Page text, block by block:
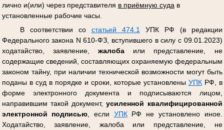
лично и(или) через представителя в приёмную суда в
установленные рабочие часы.
В соответствии со статьей 474.1
УПК РФ (в редакции
Федерального закона N 610-ФЗ, вступившего в силу с 09.01.2023)
ходатайство, заявление, жалобаили представление, не
содержащие сведений, составляющих охраняемую федеральным
законом тайну, при наличии технической возможности могут быть
поданы в суд в порядке и сроки, которые установлены УПКРФ, в
форме электронного документа и подписываются лицом,
направившим такой документ,усиленной квалифицированной
электронной подписью , если УПКРФ не установлено иное.
Ходатайство, заявление, жалоба или представление, не